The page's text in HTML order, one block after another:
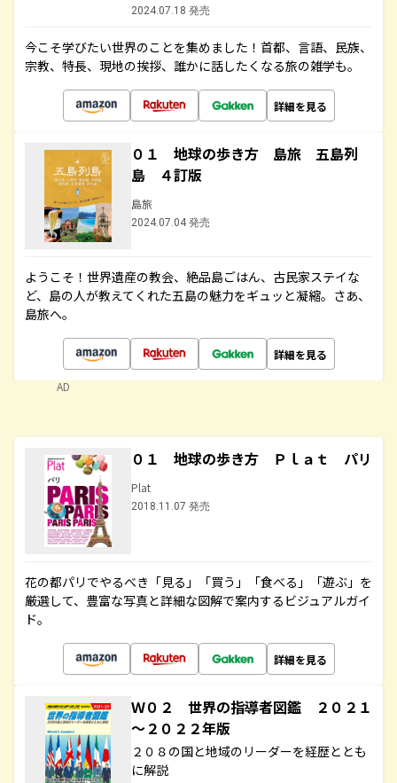
2024.07.18 発売
今こそ学びたい世界のことを集めました！首都、言語、民族、
宗教、特長、現地の挨拶、誰かに話したくなる旅の雑学も。
詳細を見る
０１ 地球の歩き方 島旅 五島列
島 ４訂版
島旅
2024.07.04 発売
ようこそ！世界遺産の教会、絶品島ごはん、古民家ステイな
ど、島の人が教えてくれた五島の魅力をギュッと凝縮。さあ、
島旅へ。
詳細を見る
AD
０１ 地球の歩き方 Ｐｌａｔ パリ
Plat
2018.11.07 発売
花の都パリでやるべき「見る」「買う」「食べる」「遊ぶ」を
厳選して、豊富な写真と詳細な図解で案内するビジュアルガイ
ド。
詳細を見る
Ｗ０２ 世界の指導者図鑑 ２０２１
～２０２２年版
２０８の国と地域のリーダーを経歴ととも
に解説